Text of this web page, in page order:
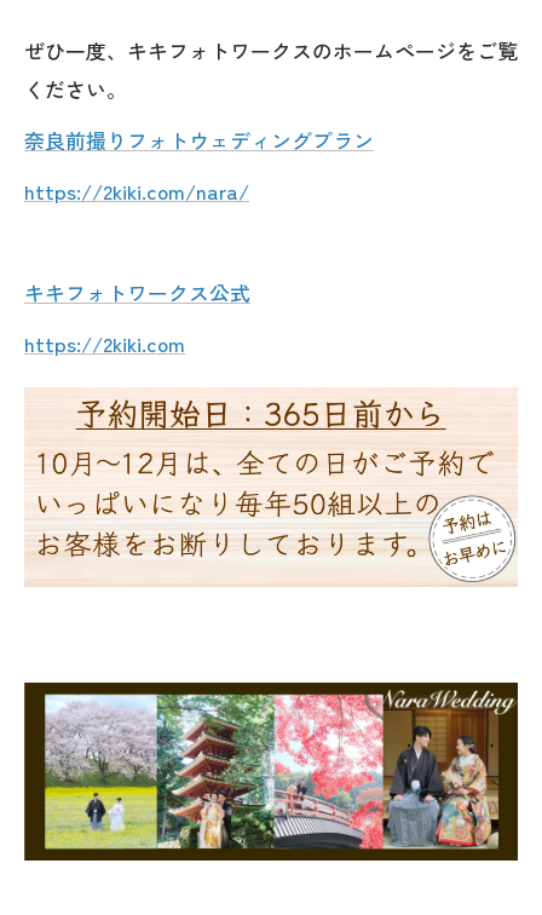
ぜひ一度、キキフォトワークスのホームページをご覧
ください。
奈良前撮りフォトウェディングプラン
https://2kiki.com/nara/
キキフォトワークス公式
https://2kiki.com